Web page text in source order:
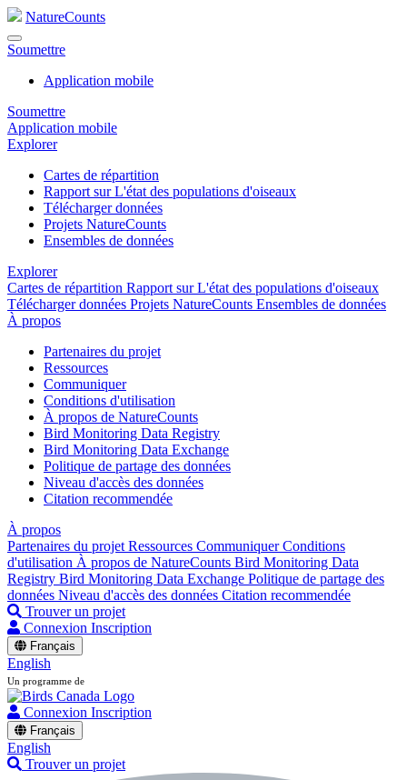
NatureCounts
Soumettre
Application mobile
Soumettre
Application mobile
Explorer
Cartes de répartition
Rapport sur L'état des populations d'oiseaux
Télécharger données
Projets NatureCounts
Ensembles de données
Explorer
Cartes de répartition Rapport sur L'état des populations d'oiseaux
Télécharger données Projets NatureCounts Ensembles de données
À propos
Partenaires du projet
Ressources
Communiquer
Conditions d'utilisation
À propos de NatureCounts
Bird Monitoring Data Registry
Bird Monitoring Data Exchange
Politique de partage des données
Niveau d'accès des données
Citation recommendée
À propos
Partenaires du projet Ressources CommuniquerConditions
d'utilisation À propos de NatureCounts Bird Monitoring Data
Registry Bird Monitoring Data Exchange Politique de partage des
données Niveau d'accès des données Citation recommendée
Trouver un projet
Connexion Inscription
Français
English
Un programme de
Connexion Inscription
Français
English
Trouver un projet